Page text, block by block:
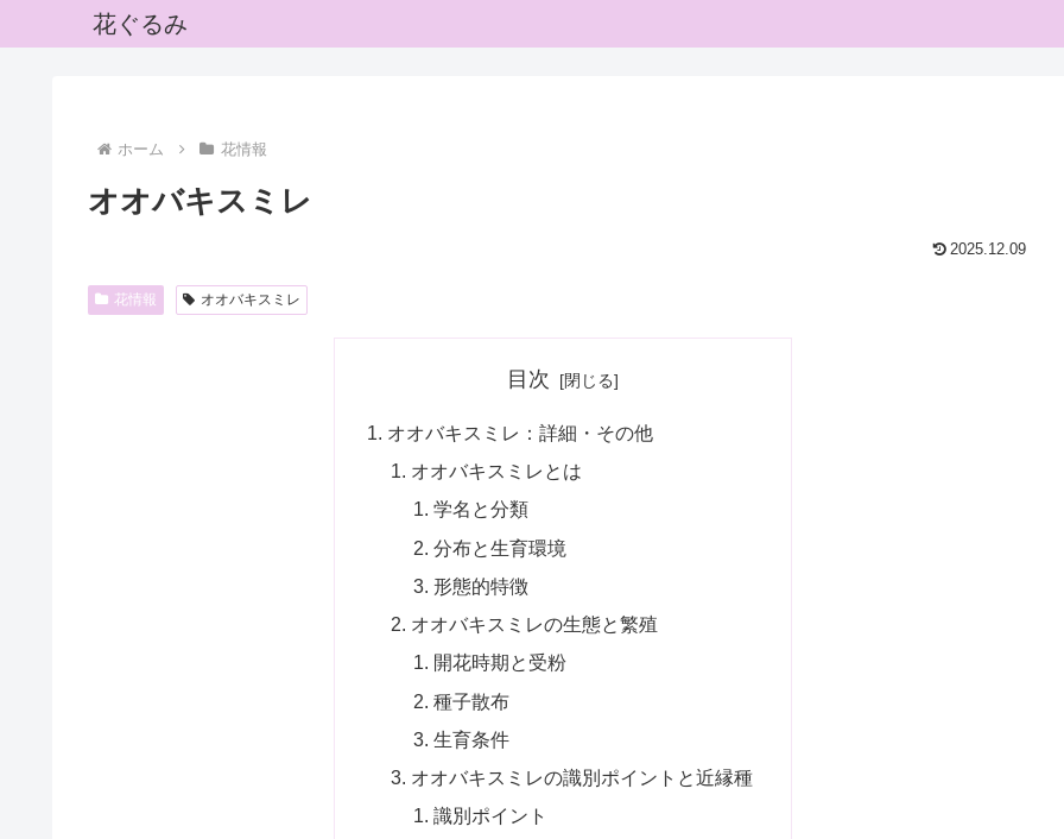
花ぐるみ
ホーム 花情報
オオバキスミレ
2025.12.09
花情報 オオバキスミレ
目次
オオバキスミレ：詳細・その他
オオバキスミレとは
学名と分類
分布と生育環境
形態的特徴
オオバキスミレの生態と繁殖
開花時期と受粉
種子散布
生育条件
オオバキスミレの識別ポイントと近縁種
識別ポイント